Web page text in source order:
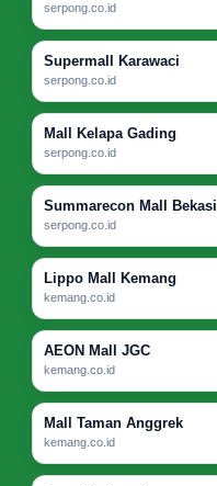
serpong.co.id
Supermall Karawaci
serpong.co.id
Mall Kelapa Gading
serpong.co.id
Summarecon Mall Bekasi
serpong.co.id
Lippo Mall Kemang
kemang.co.id
AEON Mall JGC
kemang.co.id
Mall Taman Anggrek
kemang.co.id